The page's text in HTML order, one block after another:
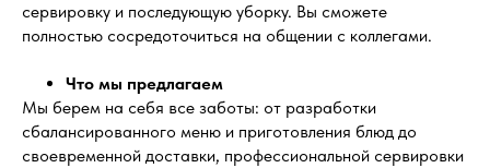
сервировку и последующую уборку. Вы сможете
полностью сосредоточиться на общении с коллегами.
Что мы предлагаем
Мы берем на себя все заботы: от разработки
сбалансированного меню и приготовления блюд до
своевременной доставки, профессиональной сервировки